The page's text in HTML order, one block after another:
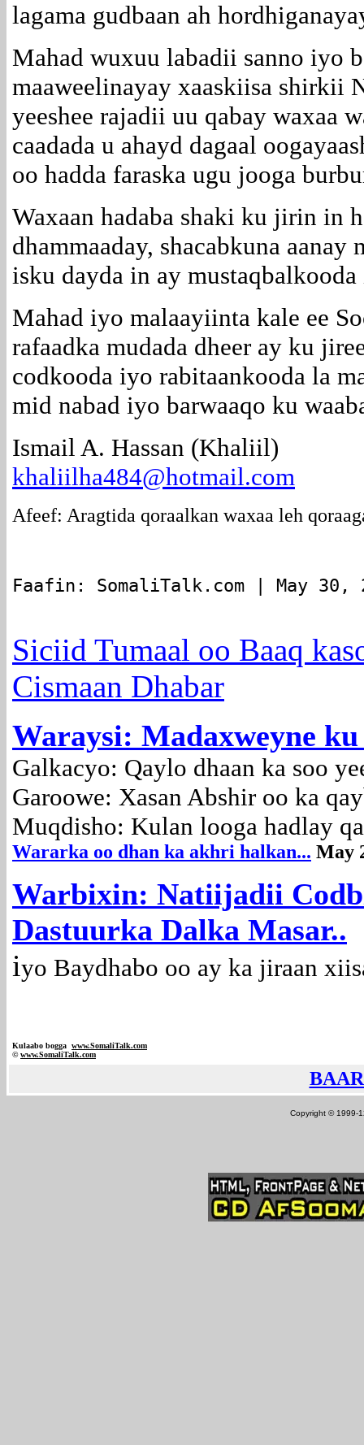
lagama gudbaan ah
Mahad wuxuu labadii sanno iyo
maaweelinayay xaaskiisa shirkii
yeeshee rajadii uu qabay waxaa
caadada u ahayd dagaal
oo hadda faraska ugu jooga
Waxaan hadaba shaki ku jirin in
dhammaaday, shacabkuna
isku dayda in ay
Mahad iyo malaayiinta kale ee
rafaadka mudada dheer ay ku
codkooda iyo rabitaankooda la
mid nabad iyo barwaaqo ku
Ismail A. Hassan (Khaliil)
khaliilha484@hotmail.com
Afeef: Aragtida qoraalkan waxaa leh
Faafin: SomaliTalk.com | May 30,
Siciid Tumaal oo Baaq
Cismaan Dhabar
Waraysi: Madaxweyne
Galkacyo: Qaylo dhaan ka soo
Garoowe: Xasan Abshir oo ka
Muqdisho: Kulan looga hadlay
Wararka oo dhan ka akhri halkan... May
Warbixin: Natiijadii
Dastuurka Dalka Masar..
iyo Baydhabo oo ay ka jiraan
Kulaabo bogga www.SomaliTalk.com
©www.SomaliTalk.com
Copyright © 1999-